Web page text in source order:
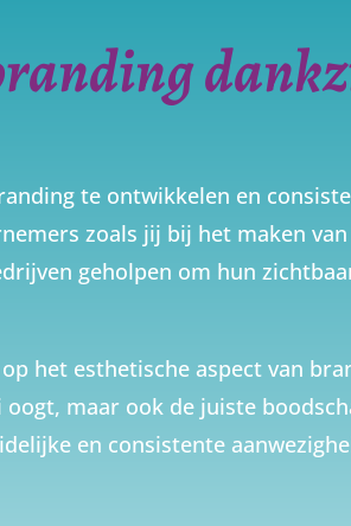
te ontwikkelen en
zoals jij bij het maken
geholpen om hun
het esthetische aspect van
maar ook de juiste
en consistente